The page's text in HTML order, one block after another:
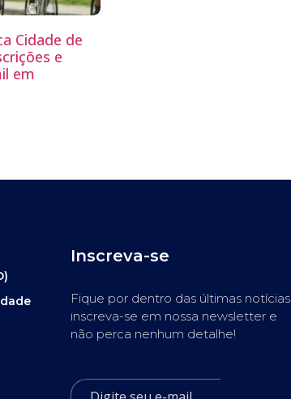
Cidade de
e
em
Inscreva-se
Fique por dentro das últimas notícias,
inscreva-se em nossa newsletter e
não perca nenhum detalhe!